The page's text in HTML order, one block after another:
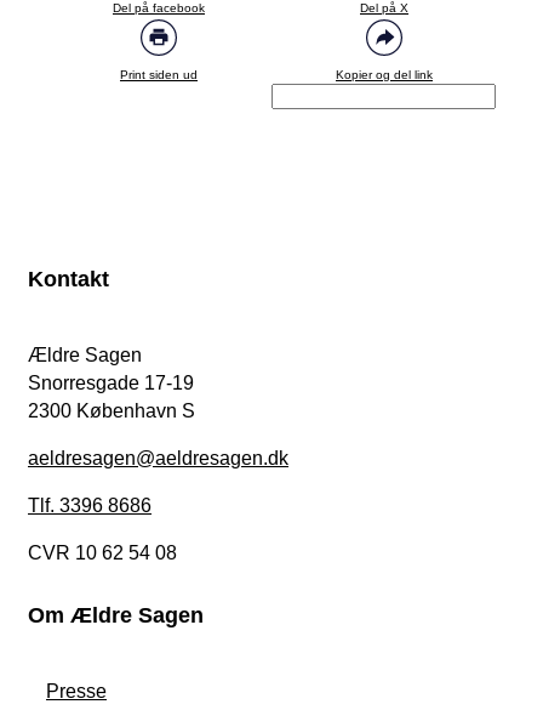
Del på facebook Del på X
Print siden ud Kopier og del link
Kontakt
Ældre Sagen
Snorresgade 17-19
2300 København S
aeldresagen@aeldresagen.dk
Tlf. 3396 8686
CVR 10 62 54 08
Om Ældre Sagen
Presse